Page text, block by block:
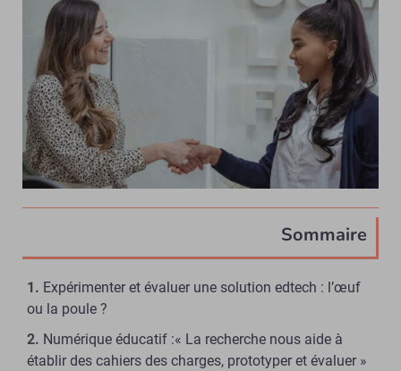
Sommaire
Expérimenter et évaluer une solution edtech : l’œuf
ou la poule ?
Numérique éducatif :« La recherche nous aide à
établir des cahiers des charges, prototyper et évaluer »